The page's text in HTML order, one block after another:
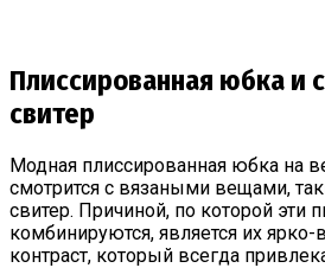
Плиссированная юбка и
свитер
Модная плиссированная юбка на
смотрится с вязаными вещами,
свитер. Причиной, по которой эти
комбинируются, является их
контраст, который всегда